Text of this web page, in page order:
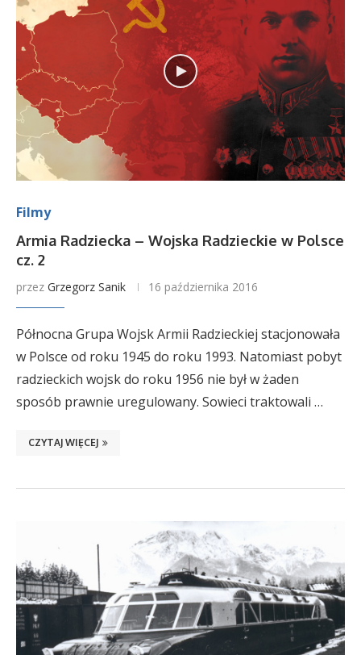
Filmy
Armia Radziecka – Wojska Radzieckie w Polsce
cz. 2
przez Grzegorz Sanik 16 października 2016
Północna Grupa Wojsk Armii Radzieckiej stacjonowała
w Polsce od roku 1945 do roku 1993. Natomiast pobyt
radzieckich wojsk do roku 1956 nie był w żaden
sposób prawnie uregulowany. Sowieci traktowali …
CZYTAJ WIĘCEJ